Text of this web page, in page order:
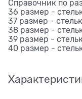
Справочник по
36 размер -
37 размер -
38 размер -
39 размер -
40 размер -